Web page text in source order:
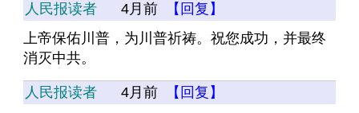
人民报读者 4月前
【回复】
上帝保佑川普，为川普祈祷。祝您成功，并最终
消灭中共。
人民报读者 4月前
【回复】